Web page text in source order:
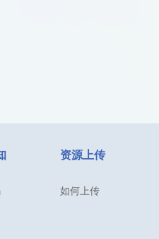
资源上传
如何上传